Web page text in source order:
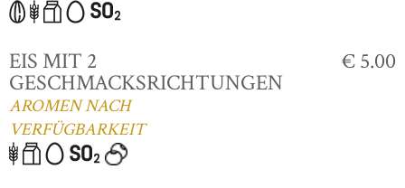
EIS MIT 2
GESCHMACKSRICHTUNGEN
AROMEN NACH
VERFÜGBARKEIT
€ 5.00